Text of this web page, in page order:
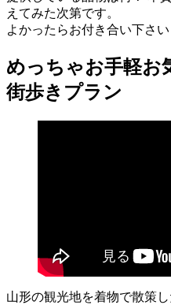
えてみた次第です。
よかったらお付き合い下さい
めっちゃお手軽お
街歩きプラン
山形の観光地を着物で散策